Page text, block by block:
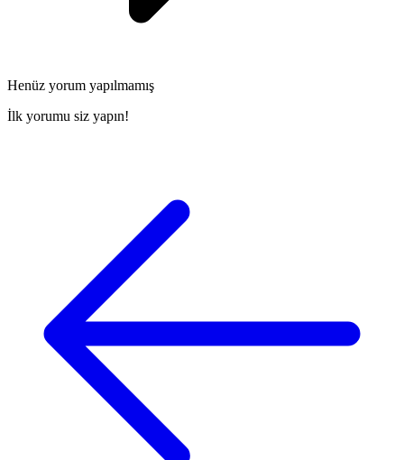
Henüz yorum yapılmamış
İlk yorumu siz yapın!